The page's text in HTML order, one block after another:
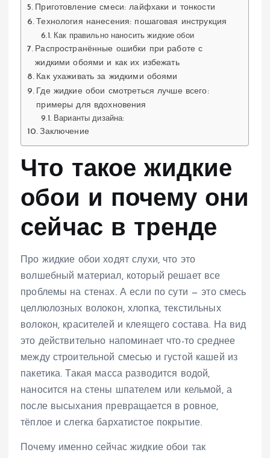
Приготовление смеси: лайфхаки и тонкости
Технология нанесения: пошаговая инструкция
Как правильно наносить жидкие обои
Распространённые ошибки при работе с
жидкими обоями и как их избежать
Как ухаживать за жидкими обоями
Где жидкие обои смотреться лучше всего:
примеры для вдохновения
Варианты дизайна:
Заключение
Что такое жидкие
обои и почему они
сейчас в тренде
Про жидкие обои ходят слухи, что это
волшебный материал, который решает все
проблемы на стенах. А если по сути — это смесь
целлюлозных волокон, хлопка, текстильных
волокон, красителей и клеящего состава. На вид
это действительно напоминает что-то среднее
между строительной смесью и густой кашей из
пакетика. Такая масса разводится водой,
наносится на стены шпателем или кельмой, а
после высыхания превращается в ровное,
тёплое и слегка бархатистое покрытие.
Почему именно сейчас жидкие обои так